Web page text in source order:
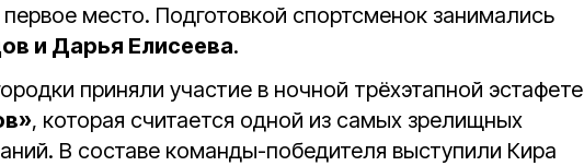
место. Подготовкой спортсменок занимались
и Дарья Елисеева.
приняли участие в ночной трёхэтапной эстафете
, которая считается одной из самых зрелищных
В составе команды-победителя выступили Кира